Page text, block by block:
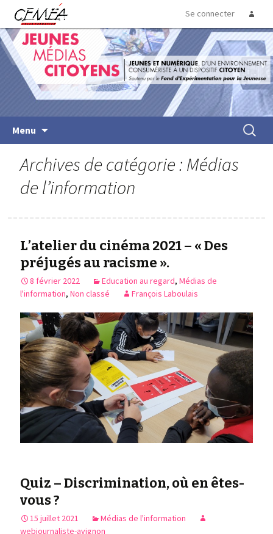
Se connecter
Jeunes Medias Citoyens
Menu
Archives de catégorie : Médias
de l’information
L’atelier du cinéma 2021 – « Des
préjugés au racisme ».
8 février 2022 Education au regard,Médias de
l'information,Non classé François Laboulais
Quiz – Discrimination, où en êtes-
vous ?
15 juillet 2021
Médias de l'information
webjournaliste-avignon